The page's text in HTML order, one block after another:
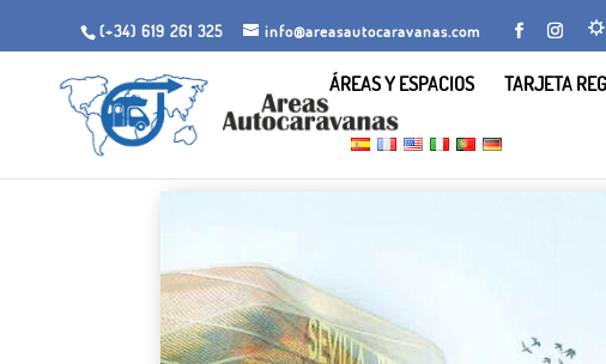
(+34) 619 261 325 info@areasautocaravanas.com
ÁREAS Y ESPACIOS TARJETA